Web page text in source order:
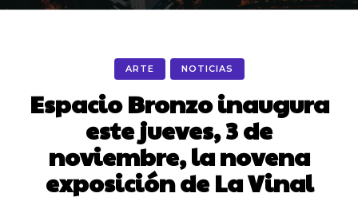
ARTE NOTICIAS
Espacio Bronzo inaugura
este jueves, 3 de
noviembre, la novena
exposición de La Vinal